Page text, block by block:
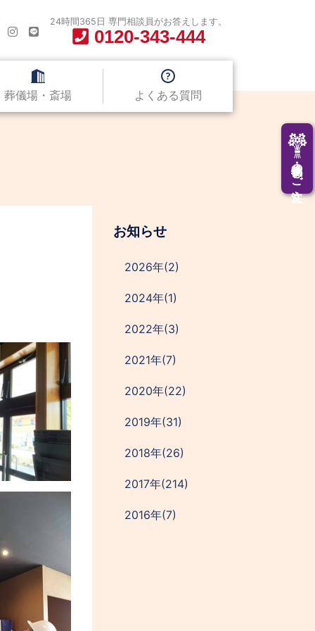
供花・供物のご注文
葬儀場・斎場 よくある質問
24時間365日 専門相談員がお答えします。
0120-343-444
お知らせ
2026年(2)
2024年(1)
2022年(3)
2021年(7)
2020年(22)
2019年(31)
2018年(26)
2017年(214)
2016年(7)